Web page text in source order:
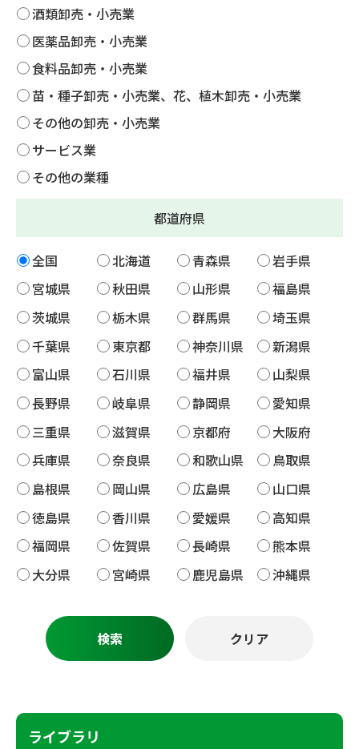
酒類卸売・小売業
医薬品卸売・小売業
食料品卸売・小売業
苗・種子卸売・小売業、花、植木卸売・小売業
その他の卸売・小売業
サービス業
その他の業種
都道府県
全国 北海道 青森県
岩手県
宮城県
秋田県 山形県
福島県
茨城県
栃木県 群馬県
埼玉県
千葉県
東京都 神奈川県
新潟県
富山県
石川県 福井県
山梨県
長野県
岐阜県 静岡県
愛知県
三重県
滋賀県 京都府
大阪府
兵庫県
奈良県 和歌山県
鳥取県
島根県
岡山県 広島県
山口県
徳島県
香川県 愛媛県
高知県
福岡県
佐賀県 長崎県
熊本県
大分県
宮崎県 鹿児島県 沖縄県
ライブラリ